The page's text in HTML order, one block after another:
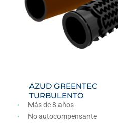
AZUD GREENTEC
TURBULENTO
Más de 8 años
No autocompensante